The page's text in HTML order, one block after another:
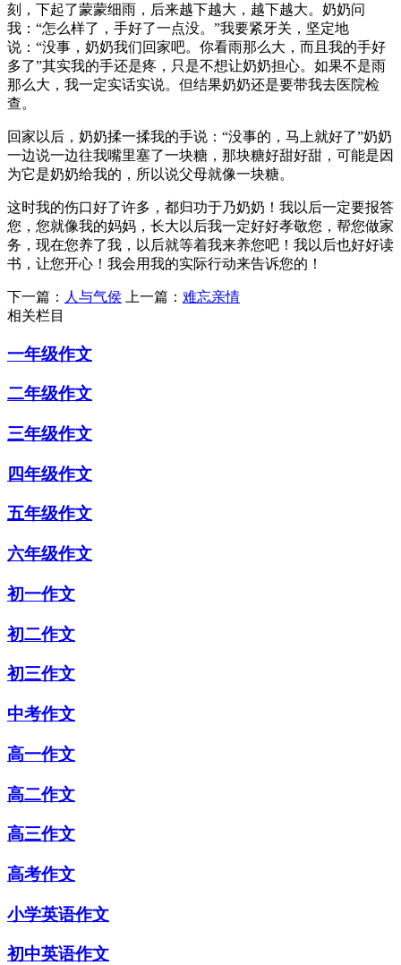
刻，下起了蒙蒙细雨，后来越下越大，越下越大。奶奶问
我：“怎么样了，手好了一点没。”我要紧牙关，坚定地
说：“没事，奶奶我们回家吧。你看雨那么大，而且我的手好
多了”其实我的手还是疼，只是不想让奶奶担心。如果不是雨
那么大，我一定实话实说。但结果奶奶还是要带我去医院检
查。
回家以后，奶奶揉一揉我的手说：“没事的，马上就好了”奶奶
一边说一边往我嘴里塞了一块糖，那块糖好甜好甜，可能是因
为它是奶奶给我的，所以说父母就像一块糖。
这时我的伤口好了许多，都归功于乃奶奶！我以后一定要报答
您，您就像我的妈妈，长大以后我一定好好孝敬您，帮您做家
务，现在您养了我，以后就等着我来养您吧！我以后也好好读
书，让您开心！我会用我的实际行动来告诉您的！
下一篇： 人与气侯 上一篇： 难忘亲情
相关栏目
一年级作文
二年级作文
三年级作文
四年级作文
五年级作文
六年级作文
初一作文
初二作文
初三作文
中考作文
高一作文
高二作文
高三作文
高考作文
小学英语作文
初中英语作文